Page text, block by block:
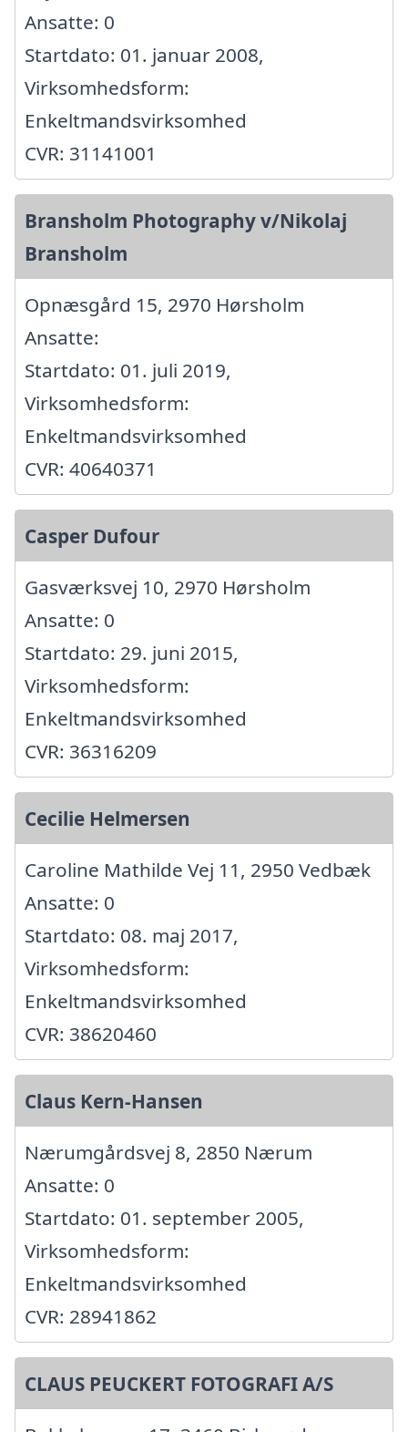
Ansatte: 0
Startdato: 01. januar 2008,
Virksomhedsform:
Enkeltmandsvirksomhed
CVR: 31141001
Bransholm Photography v/Nikolaj
Bransholm
Opnæsgård 15, 2970 Hørsholm
Ansatte:
Startdato: 01. juli 2019,
Virksomhedsform:
Enkeltmandsvirksomhed
CVR: 40640371
Casper Dufour
Gasværksvej 10, 2970 Hørsholm
Ansatte: 0
Startdato: 29. juni 2015,
Virksomhedsform:
Enkeltmandsvirksomhed
CVR: 36316209
Cecilie Helmersen
Caroline Mathilde Vej 11, 2950 Vedbæk
Ansatte: 0
Startdato: 08. maj 2017,
Virksomhedsform:
Enkeltmandsvirksomhed
CVR: 38620460
Claus Kern-Hansen
Nærumgårdsvej 8, 2850 Nærum
Ansatte: 0
Startdato: 01. september 2005,
Virksomhedsform:
Enkeltmandsvirksomhed
CVR: 28941862
CLAUS PEUCKERT FOTOGRAFI A/S